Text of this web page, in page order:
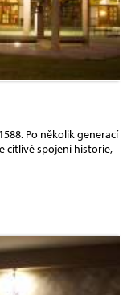
Po několik generací
citlivé spojení historie,